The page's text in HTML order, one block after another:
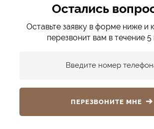
Остались
Оставьте заявку в форме ниже и
перезвонит вам в течение
Введите номер
ПЕРЕЗВОНИТЕ МНЕ